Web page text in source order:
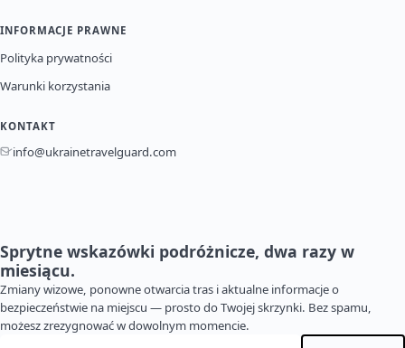
INFORMACJE PRAWNE
Polityka prywatności
Warunki korzystania
KONTAKT
info@ukrainetravelguard.com
Sprytne wskazówki podróżnicze, dwa razy w
miesiącu.
Zmiany wizowe, ponowne otwarcia tras i aktualne informacje o
bezpieczeństwie na miejscu — prosto do Twojej skrzynki. Bez spamu,
możesz zrezygnować w dowolnym momencie.